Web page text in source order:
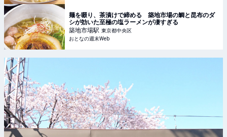
麺を啜り、茶漬けで締める 築地市場の鯛と昆布のダ
シが効いた至極の塩ラーメンが凄すぎる
築地市場駅 東京都中央区
おとなの週末Web